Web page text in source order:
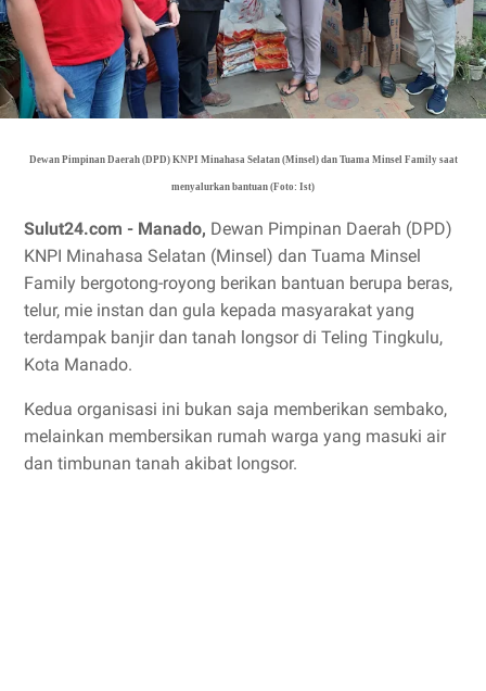
Dewan Pimpinan Daerah (DPD) KNPI Minahasa Selatan (Minsel) dan Tuama Minsel Family saat
menyalurkan bantuan (Foto: Ist)
Sulut24.com - Manado, Dewan Pimpinan Daerah (DPD)
KNPI Minahasa Selatan (Minsel) dan Tuama Minsel
Family bergotong-royong berikan bantuan berupa beras,
telur, mie instan dan gula kepada masyarakat yang
terdampak banjir dan tanah longsor di Teling Tingkulu,
Kota Manado.
Kedua organisasi ini bukan saja memberikan sembako,
melainkan membersikan rumah warga yang masuki air
dan timbunan tanah akibat longsor.